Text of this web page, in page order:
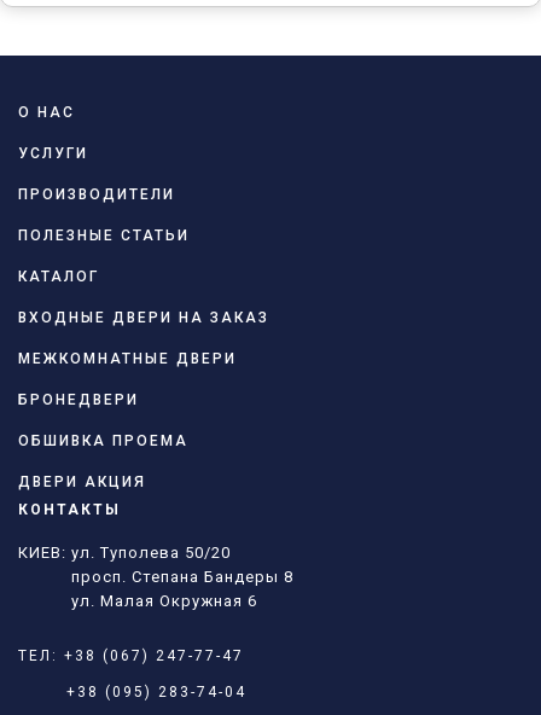
О НАС
УСЛУГИ
ПРОИЗВОДИТЕЛИ
ПОЛЕЗНЫЕ СТАТЬИ
КАТАЛОГ
ВХОДНЫЕ ДВЕРИ НА ЗАКАЗ
МЕЖКОМНАТНЫЕ ДВЕРИ
БРОНЕДВЕРИ
ОБШИВКА ПРОЕМА
ДВЕРИ АКЦИЯ
КОНТАКТЫ
КИЕВ: ул. Туполева 50/20
просп. Степана Бандеры 8
ул. Малая Окружная 6
ТЕЛ: +38 (067) 247-77-47
+38 (095) 283-74-04